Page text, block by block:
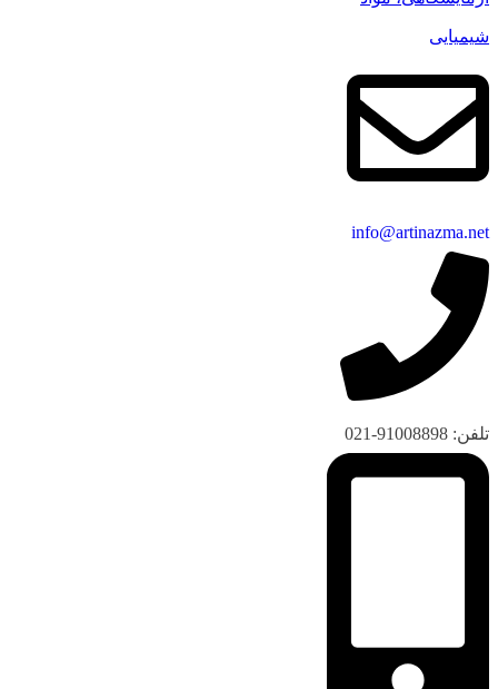
info@artinazma.net
تلفن: 91008898-021